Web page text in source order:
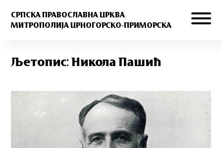
СРПСКА ПРАВОСЛАВНА ЦРКВА
МИТРОПОЛИЈА ЦРНОГОРСКО-ПРИМОРСКА
Љетопис: Никола Пашић